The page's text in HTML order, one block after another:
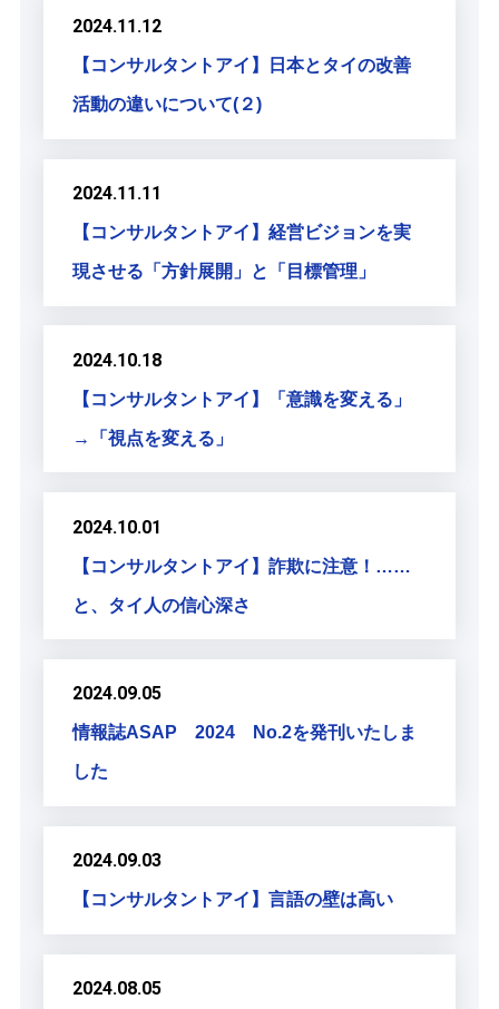
2024.11.12
【コンサルタントアイ】日本とタイの改善
活動の違いについて(２)
2024.11.11
【コンサルタントアイ】経営ビジョンを実
現させる「方針展開」と「目標管理」
2024.10.18
【コンサルタントアイ】「意識を変える」
→「視点を変える」
2024.10.01
【コンサルタントアイ】詐欺に注意！……
と、タイ人の信心深さ
2024.09.05
情報誌ASAP 2024 No.2を発刊いたしま
した
2024.09.03
【コンサルタントアイ】言語の壁は高い
2024.08.05